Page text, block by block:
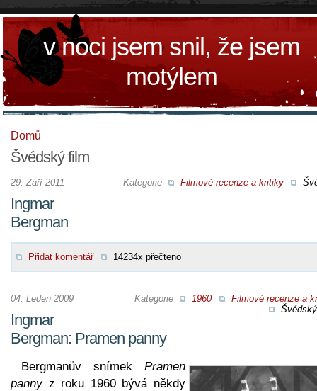
v noci jsem snil, že jsem
motýlem
Domů
Švédský film
Kategorie Filmové recenze a kritiky
29. Září 2011
Ingmar
Bergman
Přidat komentář 14234x přečteno
Kategorie 1960
Filmové recenze a
04. Leden 2009
Ingmar
Bergman: Pramen panny
Bergmanův snímek Pramen
pannyz roku 1960 bývá někdy